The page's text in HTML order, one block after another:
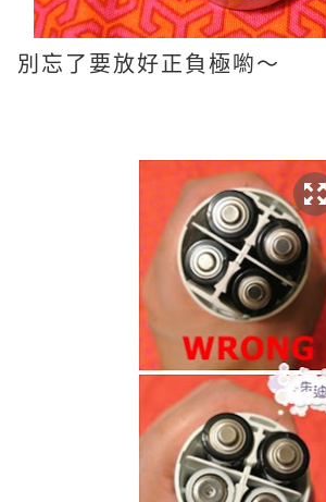
別忘了要放好正負極喲～